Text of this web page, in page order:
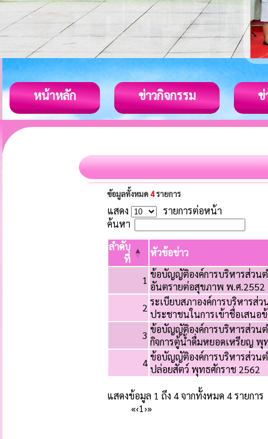
หน้าหลัก ข่าวกิจกรรม ข่
ข้อมูลทั้งหมด 4รายการ
แสดง
รายการต่อหน้า
ค้นหา
ลำดับ
ที่
หัวข้อข่าว
1 ข้อบัญญัติองค์การบริหารส่วนต
อันตรายต่อสุขภาพ พ.ศ
2 ระเบียบสภาองค์การบริหารส่
ประชาชนในการเข้าชื่อเสน
3 ข้อบัญญัติองค์การบริหารส่วนต
กิจการตู้น้ำดื่มหยอดเหรียญ พุ
4ข้อบัญญัติองค์การบริหารส่วนต
ปล่อยสัตว์ พุทธศักราช 2562
แสดงข้อมูล 1 ถึง 4 จากทั้งหมด 4 รายการ
«‹1›»